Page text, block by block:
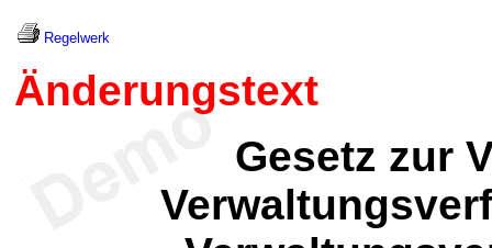
Regelwerk
Änderungstext
Gesetz zur